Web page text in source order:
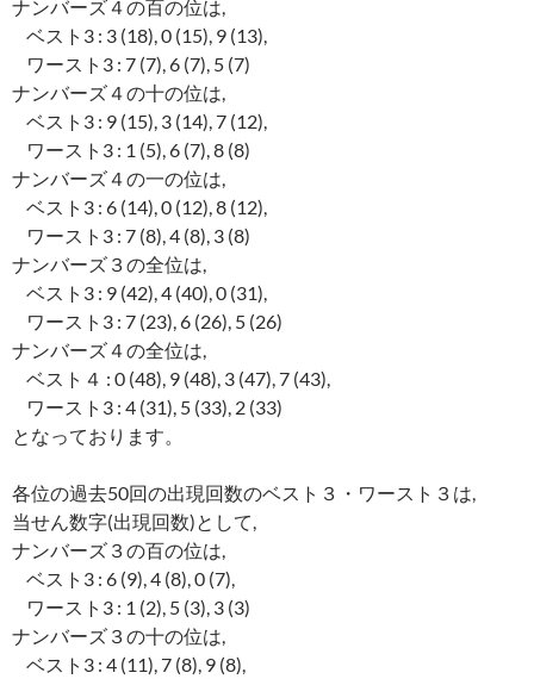
ナンバーズ４の百の位は,
ベスト3 : 3 (18), 0 (15), 9 (13),
ワースト3 : 7 (7), 6 (7), 5 (7)
ナンバーズ４の十の位は,
ベスト3 : 9 (15), 3 (14), 7 (12),
ワースト3 : 1 (5), 6 (7), 8 (8)
ナンバーズ４の一の位は,
ベスト3 : 6 (14), 0 (12), 8 (12),
ワースト3 : 7 (8), 4 (8), 3 (8)
ナンバーズ３の全位は,
ベスト3 : 9 (42), 4 (40), 0 (31),
ワースト3 : 7 (23), 6 (26), 5 (26)
ナンバーズ４の全位は,
ベスト４ : 0 (48), 9 (48), 3 (47), 7 (43),
ワースト3 : 4 (31), 5 (33), 2 (33)
となっております。
各位の過去50回の出現回数のベスト３・ワースト３は,
当せん数字(出現回数)として,
ナンバーズ３の百の位は,
ベスト3 : 6 (9), 4 (8), 0 (7),
ワースト3 : 1 (2), 5 (3), 3 (3)
ナンバーズ３の十の位は,
ベスト3 : 4 (11), 7 (8), 9 (8),